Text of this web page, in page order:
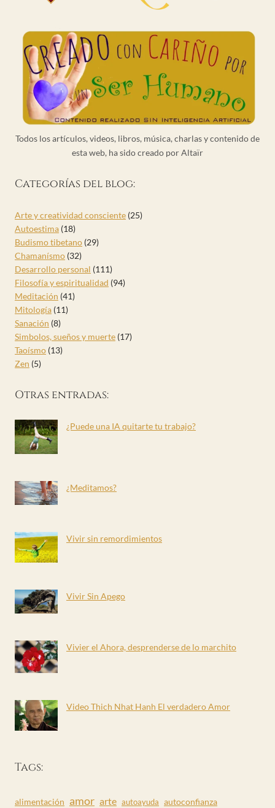
Todos los artículos, videos, libros, música, charlas y contenido de
esta web, ha sido creado por Altaïr
Categorías del blog:
Arte y creatividad consciente (25)
Autoestima (18)
Budismo tibetano (29)
Chamanísmo (32)
Desarrollo personal (111)
Filosofía y espiritualidad (94)
Meditación (41)
Mitología (11)
Sanación (8)
Simbolos, sueños y muerte (17)
Taoísmo (13)
Zen (5)
Otras entradas:
¿Puede una IA quitarte tu trabajo?
¿Meditamos?
Vivir sin remordimientos
Vivir Sin Apego
Vivier el Ahora, desprenderse de lo marchito
Video Thich Nhat Hanh El verdadero Amor
Tags:
alimentación amor arte autoayuda autoconfianza